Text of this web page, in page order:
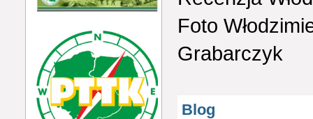
Foto
Grabarczyk
Blog